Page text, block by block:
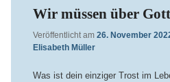
Wir müssen über
Veröffentlicht am 26. November
Elisabeth Müller
Was ist dein einziger Trost im